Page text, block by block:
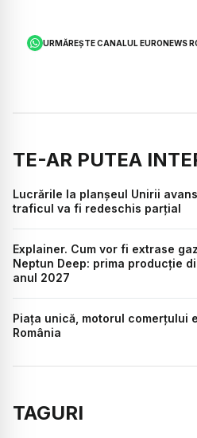
URMĂREȘTE CANALUL EURONEWS
TE-AR PUTEA
Lucrările la planșeul Unirii
traficul va fi redeschis parțial
Explainer. Cum vor fi extrase
Neptun Deep: prima producție
anul 2027
Piața unică, motorul comerțului
România
TAGURI